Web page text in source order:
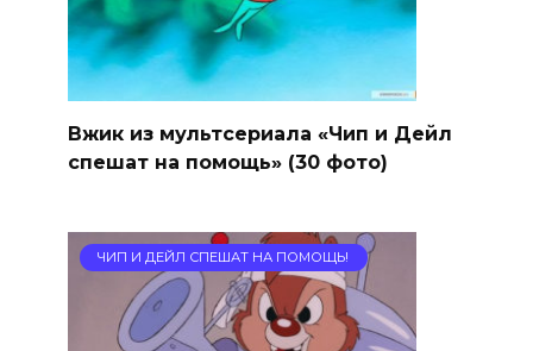
Вжик из мультсериала «Чип и Дейл
спешат на помощь» (30 фото)
ЧИП И ДЕЙЛ СПЕШАТ НА ПОМОЩЬ!